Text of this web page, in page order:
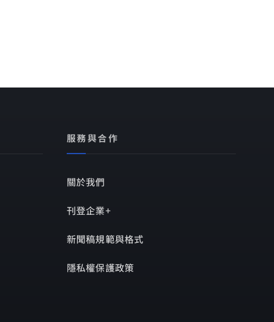
服務與合作
關於我們
刊登企業+
新聞稿規範與格式
隱私權保護政策